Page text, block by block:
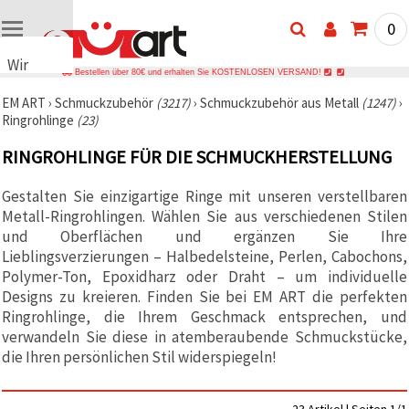
Wir
Cookies
🍪 Wir
Cookies
ähnliche
Technologien,
um den
Betrieb
unserer
Website
sicherzustellen.
Mit Ihrer
Einwilligung
nutzen wir
außerdem
Cookies zu
Analyse-,
und
0
Bestellen über 80€ und erhalten Sie KOSTENLOSEN VERSAND!
EM ART › Schmuckzubehör (3217)› Schmuckzubehör aus Metall (1247)›
Ringrohlinge (23)
RINGROHLINGE FÜR DIE SCHMUCKHERSTELLUNG
Gestalten Sie einzigartige Ringe mit unseren verstellbaren
Metall-Ringrohlingen. Wählen Sie aus verschiedenen Stilen
und Oberflächen und ergänzen Sie Ihre
Lieblingsverzierungen – Halbedelsteine, Perlen, Cabochons,
Polymer-Ton, Epoxidharz oder Draht – um individuelle
Designs zu kreieren. Finden Sie bei EM ART die perfekten
Ringrohlinge, die Ihrem Geschmack entsprechen, und
verwandeln Sie diese in atemberaubende Schmuckstücke,
die Ihren persönlichen Stil widerspiegeln!